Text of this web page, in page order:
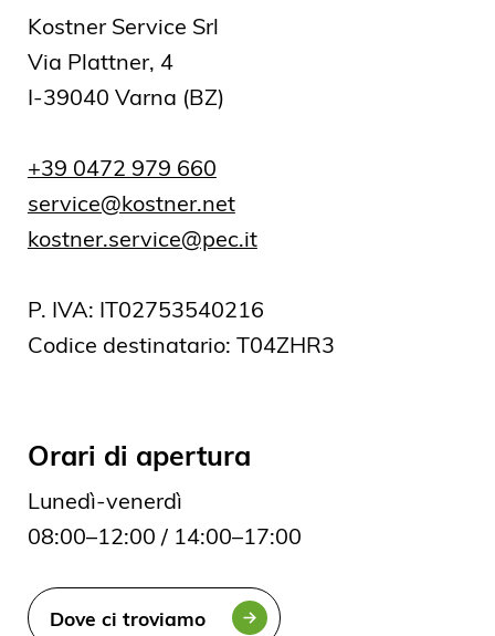
Kostner Service Srl
Via Plattner, 4
I-39040 Varna (BZ)
+39 0472 979 660
service@kostner.net
kostner.service@pec.it
P. IVA: IT02753540216
Codice destinatario: T04ZHR3
Orari di apertura
Lunedì-venerdì
08:00–12:00 / 14:00–17:00
Dove ci troviamo